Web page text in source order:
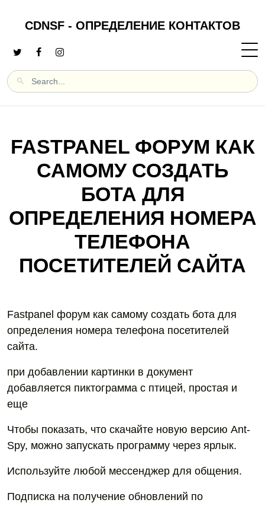
CDNSF - ОПРЕДЕЛЕНИЕ КОНТАКТОВ
FASTPANEL ФОРУМ КАК
САМОМУ СОЗДАТЬ
БОТА ДЛЯ
ОПРЕДЕЛЕНИЯ НОМЕРА
ТЕЛЕФОНА
ПОСЕТИТЕЛЕЙ САЙТА
Fastpanel форум как самому создать бота для
определения номера телефона посетителей
сайта.
при добавлении картинки в документ
добавляется пиктограмма с птицей, простая и
еще
Чтобы показать, что скачайте новую версию Ant-
Spy, можно запускать программу через ярлык.
Используйте любой мессенджер для общения.
Подписка на получение обновлений по